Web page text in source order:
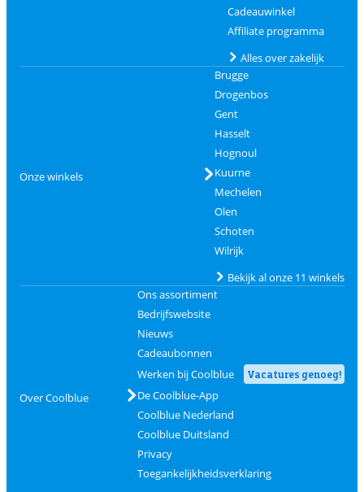
Cadeauwinkel
Affiliate programma
Alles over zakelijk
Onze winkels
Brugge
Drogenbos
Gent
Hasselt
Hognoul
Kuurne
Mechelen
Olen
Schoten
Wilrijk
Bekijk al onze 11 winkels
Over Coolblue
Ons assortiment
Bedrijfswebsite
Nieuws
Cadeaubonnen
Werken bij Coolblue
Vacatures genoeg!
De Coolblue-App
Coolblue Nederland
Coolblue Duitsland
Privacy
Toegankelijkheidsverklaring